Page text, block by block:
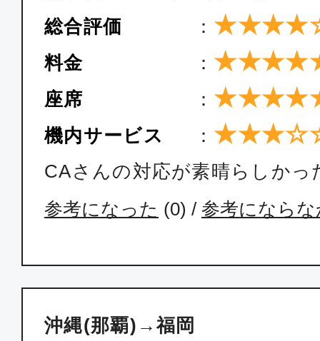
18:30
JTA062
普通席
沖縄(那覇)
19:40
福岡
ANA1200 07:20
総合評価
：
料金 ：
座席 ：
機内サービス ：
CAさんの対応が素晴らしかっ
参考になった (0) / 参考になら
沖縄(那覇)→福岡